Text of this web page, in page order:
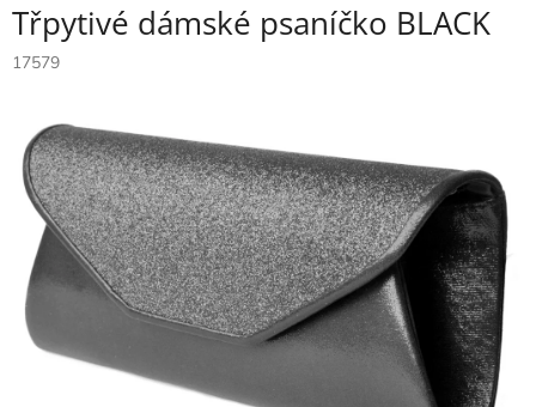
Třpytivé dámské psaníčko BLACK
17579